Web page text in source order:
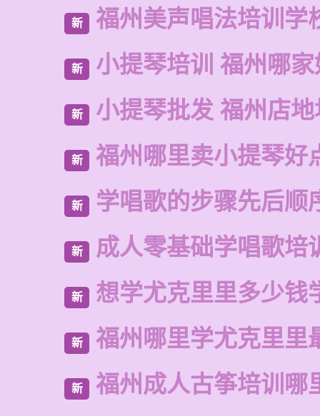
新 福州美声唱法培训学
新 小提琴培训 福州哪
新 小提琴批发 福州店
新 福州哪里卖小提琴好
新 学唱歌的步骤先后顺
新 成人零基础学唱歌培
新 想学尤克里里多少钱
新 福州哪里学尤克里里
新 福州成人古筝培训哪